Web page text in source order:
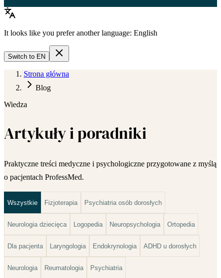
It looks like you prefer another language: English
Switch to EN
Strona główna
Blog
Wiedza
Artykuły i poradniki
Praktyczne treści medyczne i psychologiczne przygotowane z myślą
o pacjentach ProfessMed.
Wszystkie Fizjoterapia Psychiatria osób dorosłych
Neurologia dziecięca Logopedia Neuropsychologia Ortopedia
Dla pacjenta Laryngologia Endokrynologia ADHD u dorosłych
Neurologia Reumatologia Psychiatria